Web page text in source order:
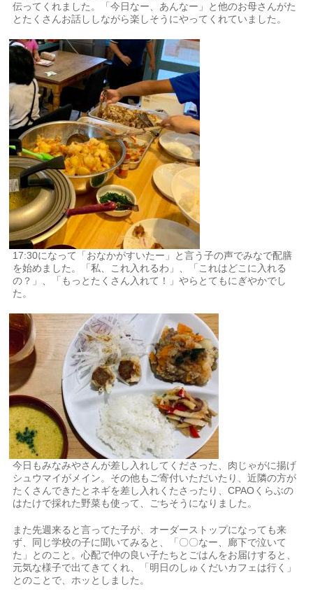
伝ってくれました。「今日なー、あんなー」と他のお母さんがた
とたくさんお話ししながら楽しそうにやってくれていました。
17:30になって「おなかがすいたー」と言う子の声でみなで配膳
を始めました。「私、これ入れるわ」、「これはどこに入れる
の？」、「もっとたくさん入れて！」やらとてもにぎやかでし
た。
今日もみなみやさんが差し入れしてくださった、肉じゃがに揚げ
シュウマイがメイン。その他もご寄付いただいたり、近隣の方が
たくさんできたとネギを差し入れくたさったり、CPAOくらぶの
はたけで採れた野菜も使って、ごちそうになりました。
また先週来ると言ってた子が、オーダーストップになっても来
ず、同じ学校の子に聞いてみると、「〇〇なー、廊下で泣いて
た」とのこと。心配で仲の良い子たちとごはんをお届けすると、
元気な様子で出てきてくれ、「明日のしゅくだいカフェは行く」
とのことで、ホッとしました。